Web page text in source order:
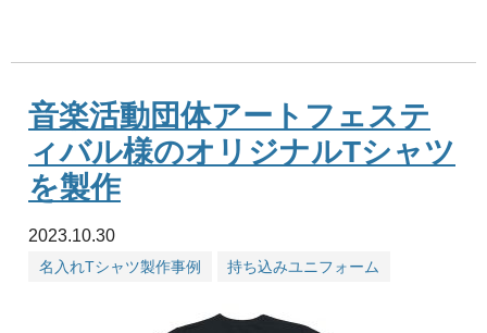
音楽活動団体アートフェステ
ィバル様のオリジナルTシャツ
を製作
2023.10.30
名入れTシャツ製作事例 持ち込みユニフォーム